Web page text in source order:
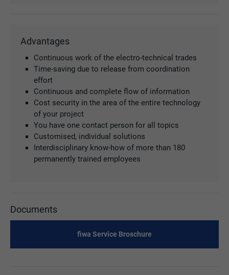
Advantages
Continuous work of the electro-technical trades
Time-saving due to release from coordination
effort
Continuous and complete flow of information
Cost security in the area of the entire technology
of your project
You have one contact person for all topics
Customised, individual solutions
Interdisciplinary know-how of more than 180
permanently trained employees
Documents
fiwa Service Broschure